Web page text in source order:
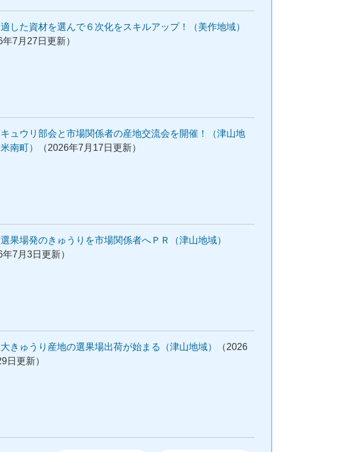
した資材を選んで６次化をスキルアップ！（美作地域）
年7月27日更新）
ュウリ部会と市場関係者の産地交流会を開催！（津山地
南町）
（2026年7月17日更新）
果場発のきゅうりを市場関係者へＰＲ（津山地域）
年7月3日更新）
きゅうり産地の選果場出荷が始まる（津山地域）
（2026
日更新）